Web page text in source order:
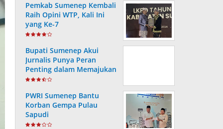
Pemkab Sumenep Kembali
Raih Opini WTP, Kali Ini
yang Ke-7
Bupati Sumenep Akui
Jurnalis Punya Peran
Penting dalam Memajukan
Daerah
PWRI Sumenep Bantu
Korban Gempa Pulau
Sapudi